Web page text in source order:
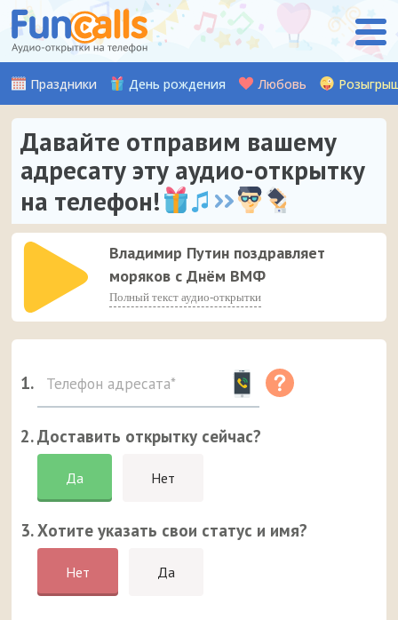
Праздники День рождения Любовь
Давайте отправим вашему
адресату эту аудио-открытку
на телефон!
Владимир Путин поздравляет
моряков с Днём ВМФ
Полный текст аудио-открытки
1.
2. Доставить открытку сейчас?
Да Нет
3. Хотите указать свои статус и имя?
Нет Да